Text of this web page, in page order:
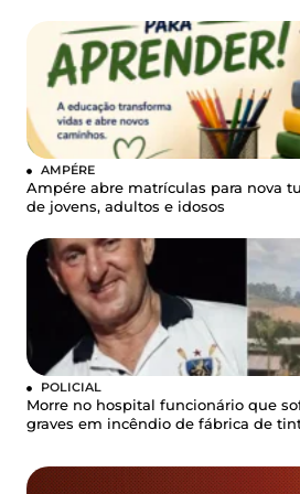
AMPÉRE
Ampére abre matrículas para nova
de jovens, adultos e idosos
POLICIAL
Morre no hospital funcionário que
graves em incêndio de fábrica de